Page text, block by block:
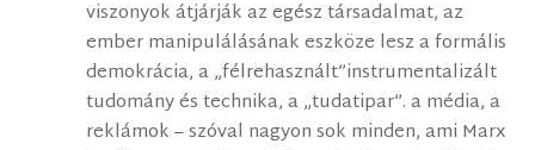
viszonyok átjárják az egész társadalmat, az
ember manipulálásának eszköze lesz a formális
demokrácia, a „félrehasznált”instrumentalizált
tudomány és technika, a „tudatipar”. a média, a
reklámok – szóval nagyon sok minden, ami Marx